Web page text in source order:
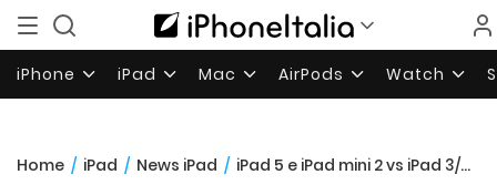
iPhone iPad Mac AirPods Watch
Home / iPad / News iPad / iPad 5 e iPad mini 2 vs iPad 3/4 e iPad mini: il VIDEO